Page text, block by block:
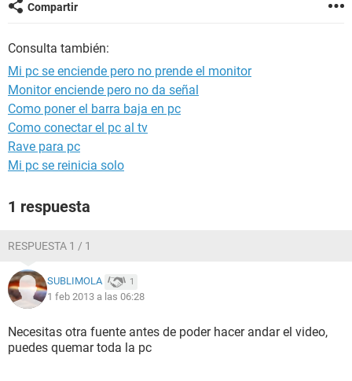
Compartir
Consulta también:
Mi pc se enciende pero no prende el monitor
Monitor enciende pero no da señal
Como poner el barra baja en pc
Como conectar el pc al tv
Rave para pc
Mi pc se reinicia solo
1 respuesta
RESPUESTA 1 / 1
SUBLIMOLA 1
1 feb 2013 a las 06:28
Necesitas otra fuente antes de poder hacer andar el video,
puedes quemar toda la pc